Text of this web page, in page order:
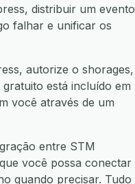
distribuir um evento
falhar e unificar os
autorize o shorages,
está incluído em
você através de um
entre STM
você possa conectar
quando precisar. Tudo